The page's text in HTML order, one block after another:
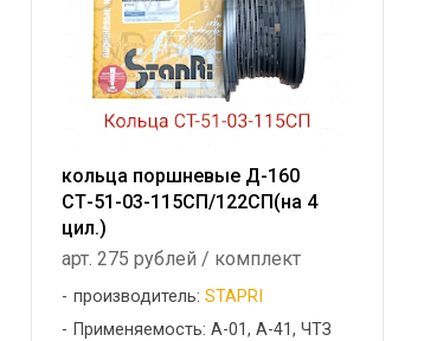
кольца поршневые Д-160
СТ-51-03-115СП/122СП(на 4
цил.)
арт. 275 рублей / комплект
производитель: STAPRI
Применяемость: А-01, А-41, ЧТЗ